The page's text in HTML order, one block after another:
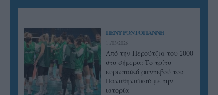
ΠΕΝΥ ΡΟΝΤΟΓΙΑΝΝΗ
11/03/2026
Από την Περούτζια του 2000
στο σήμερα: Tο τρίτο
ευρωπαϊκό ραντεβού του
Παναθηναϊκού με την
ιστορία